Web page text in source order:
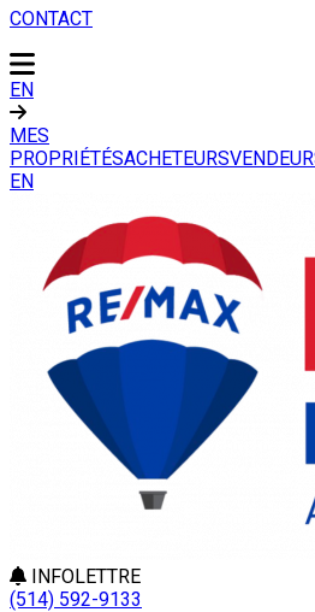
CONTACT
EN
MES
PROPRIÉTÉSACHETEURS
EN
INFOLETTRE
(514) 592-9133